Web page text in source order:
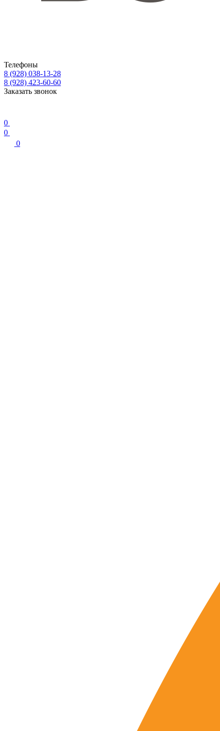
Телефоны
8 (928) 038-13-28
8 (928) 423-60-60
Заказать звонок
0
0
0